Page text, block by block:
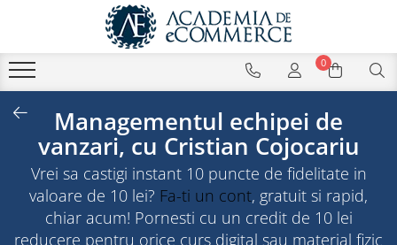
0
Managementul echipei de
vanzari, cu Cristian Cojocariu
Vrei sa castigi instant 10 puncte de fidelitate in
valoare de 10 lei? Fa-ti un cont, gratuit si rapid,
chiar acum! Pornesti cu un credit de 10 lei
reducere pentru orice curs digital sau material fizic